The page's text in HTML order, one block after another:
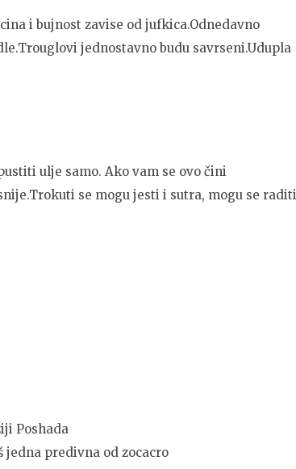
i bujnost zavise od jufkica.Odnedavno
jednostavno budu savrseni.Udupla
ulje samo. Ako vam se ovo čini
se mogu jesti i sutra, mogu se raditi
Poshada
predivna od zocacro